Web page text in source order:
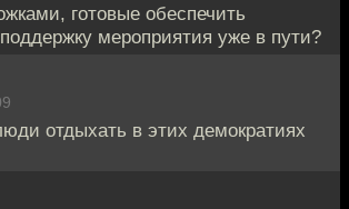
готовые обеспечить
мероприятия уже в пути?
отдыхать в этих демократиях